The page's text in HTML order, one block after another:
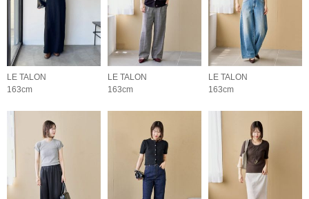
LE TALON
163cm
LE TALON
163cm
LE TALON
163cm